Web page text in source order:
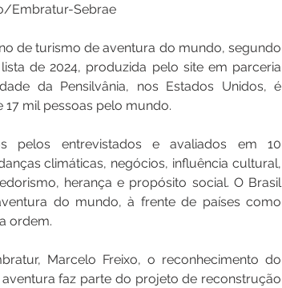
Embratur-Sebrae
de turismo de aventura do mundo, segundo
de 2024, produzida pelo site em parceria
da Pensilvânia, nos Estados Unidos, é
mil pessoas pelo mundo.
pelos entrevistados e avaliados em 10
climáticas, negócios, influência cultural,
herança e propósito social. O Brasil
do mundo, à frente de países como
ordem.
Marcelo Freixo, o reconhecimento do
faz parte do projeto de reconstrução